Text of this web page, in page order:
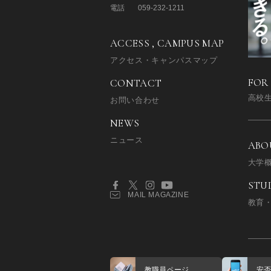
FOR
高校
大学
教育
電話 059-232-1211
ACCESS , CAMPUS MAP
アクセス・キャンパスマップ
CONTACT
お問い合わせ
NEWS
ニュース
MAIL MAGAZINE